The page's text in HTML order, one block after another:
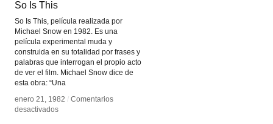
So Is This
So Is This, película realizada por
Michael Snow en 1982. Es una
película experimental muda y
construida en su totalidad por frases y
palabras que interrogan el propio acto
de ver el film. Michael Snow dice de
esta obra: “Una
enero 21, 1982 / Comentarios
desactivadosen
So Is This
enero 21, 1982 / Comentarios
desactivadosen